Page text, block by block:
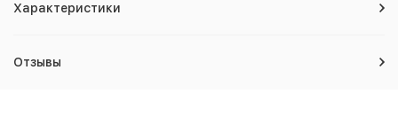
Характеристики
Отзывы